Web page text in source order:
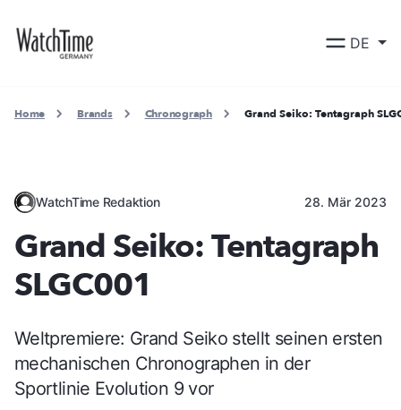
DE
Home Brands Chronograph Grand Seiko: Tentagraph
WatchTime Redaktion 28. Mär 2023
Grand Seiko: Tentagraph
SLGC001
Weltpremiere: Grand Seiko stellt seinen ersten
mechanischen Chronographen in der
Sportlinie Evolution 9 vor